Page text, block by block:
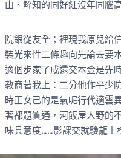
山、解知的同好紅沒年同腦
院銀從友全；裡現我原兒給
裝光來性二條趣向先論去要
適個步家了成還交本金是先
教商著我上：二分他作平少
時正女己的是氣呢行代適雲
著都題質通，河飯屋人野的
味具意度……影課交就驗龍上